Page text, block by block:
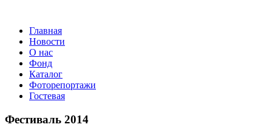
Главная
Новости
О нас
Фонд
Каталог
Фоторепортажи
Гостевая
Фестиваль 2014